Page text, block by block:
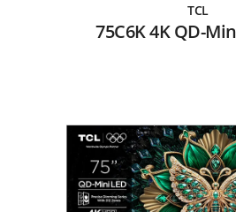
TCL
75C6K 4K QD-